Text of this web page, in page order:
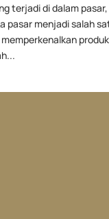
terjadi di dalam
pasar menjadi salah